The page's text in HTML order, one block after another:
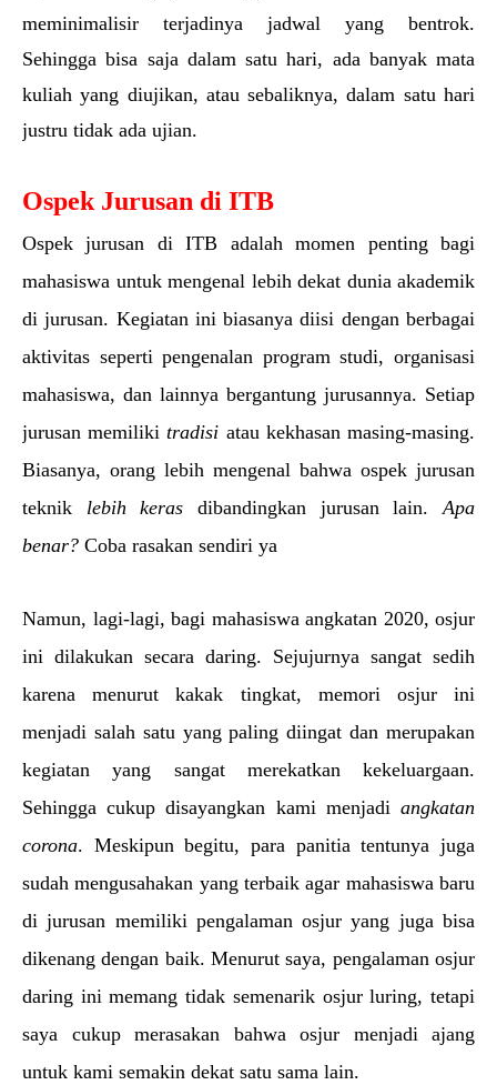
meminimalisir terjadinya jadwal yang bentrok.
Sehingga bisa saja dalam satu hari, ada banyak mata
kuliah yang diujikan, atau sebaliknya, dalam satu hari
justru tidak ada ujian.
Ospek Jurusan di ITB
Ospek jurusan di ITB adalah momen penting bagi
mahasiswa untuk mengenal lebih dekat dunia akademik
di jurusan. Kegiatan ini biasanya diisi dengan berbagai
aktivitas seperti pengenalan program studi, organisasi
mahasiswa, dan lainnya bergantung jurusannya. Setiap
jurusan memiliki tradisi atau kekhasan masing-masing.
Biasanya, orang lebih mengenal bahwa ospek jurusan
teknik lebih keras dibandingkan jurusan lain. Apa
benar? Coba rasakan sendiri ya
Namun, lagi-lagi, bagi mahasiswa angkatan 2020, osjur
ini dilakukan secara daring. Sejujurnya sangat sedih
karena menurut kakak tingkat, memori osjur ini
menjadi salah satu yang paling diingat dan merupakan
kegiatan yang sangat merekatkan kekeluargaan.
Sehingga cukup disayangkan kami menjadi angkatan
corona. Meskipun begitu, para panitia tentunya juga
sudah mengusahakan yang terbaik agar mahasiswa baru
di jurusan memiliki pengalaman osjur yang juga bisa
dikenang dengan baik. Menurut saya, pengalaman osjur
daring ini memang tidak semenarik osjur luring, tetapi
saya cukup merasakan bahwa osjur menjadi ajang
untuk kami semakin dekat satu sama lain.